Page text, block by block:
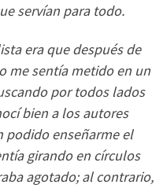
servían para todo.
era que después de
me sentía metido en un
por todos lados
bien a los autores
podido enseñarme el
girando en círculos
agotado; al contrario,